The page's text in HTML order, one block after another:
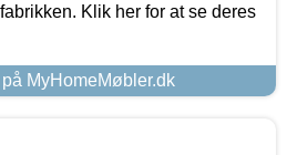
Klik her for at se deres
MyHomeMøbler.dk